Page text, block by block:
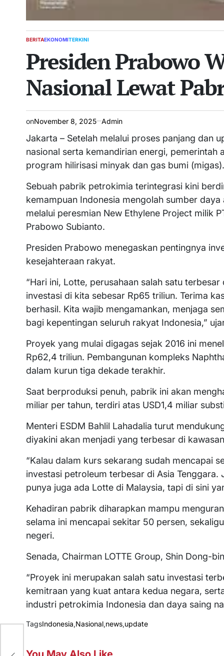
POSTED
BERITAEKONOMITERKINI
Presiden Prabowo
Nasional Lewat
onNovember 8, 2025 Admin
Jakarta – Setelah melalui proses panjang dan
nasional serta kemandirian energi,
program hilirisasi minyak dan gas bumi (migas).
Sebuah pabrik petrokimia terintegrasi kini
kemampuan Indonesia mengolah sumber
melalui peresmian New Ethylene Project milik
Prabowo Subianto.
Presiden Prabowo menegaskan pentingnya
kesejahteraan rakyat.
“Hari ini, Lotte, perusahaan salah satu
investasi di kita sebesar Rp65 triliun. Terima
berhasil. Kita wajib mengamankan, menjaga
bagi kepentingan seluruh rakyat Indonesia,”
Proyek yang mulai digagas sejak 2016 ini
Rp62,4 triliun. Pembangunan kompleks
dalam kurun tiga dekade terakhir.
Saat berproduksi penuh, pabrik ini akan
miliar per tahun, terdiri atas USD1,4 miliar
Menteri ESDM Bahlil Lahadalia turut
diyakini akan menjadi yang terbesar di
“Kalau dalam kurs sekarang sudah mencapai
investasi petroleum terbesar di Asia
punya juga ada Lotte di Malaysia, tapi di sini
Kehadiran pabrik diharapkan mampu
selama ini mencapai sekitar 50 persen,
negeri.
Senada, Chairman LOTTE Group, Shin Dong-
“Proyek ini merupakan salah satu investasi
kemitraan yang kuat antara kedua negara,
industri petrokimia Indonesia dan daya saing
TagsIndonesia,Nasional,news,update